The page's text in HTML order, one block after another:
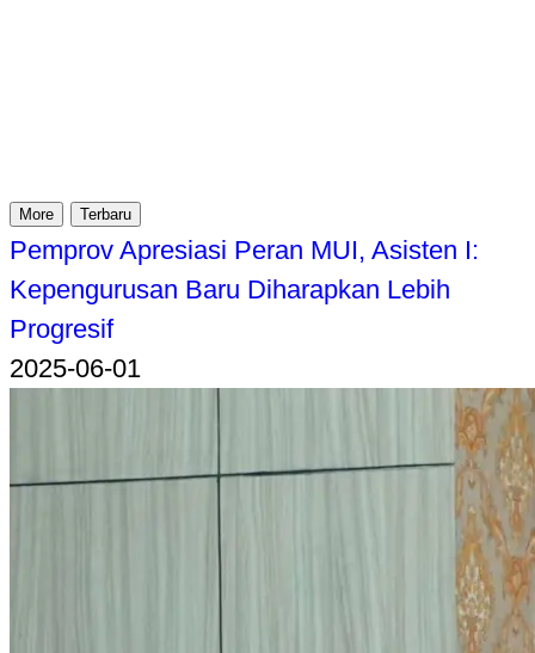
More Terbaru
Pemprov Apresiasi Peran MUI, Asisten I:
Kepengurusan Baru Diharapkan Lebih
Progresif
2025-06-01